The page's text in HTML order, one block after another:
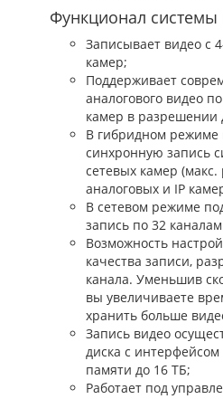
Функционал
Записывает видео с
камер;
Поддерживает
аналогового видео
камер в разрешении
В гибридном режиме
синхронную запись
сетевых камер
аналоговых и IP
В сетевом режиме
запись по 32
Возможность
качества записи,
канала. Уменьшив
вы увеличиваете
хранить больше
Запись видео
диска с
памяти до 16 ТБ;
Работает под